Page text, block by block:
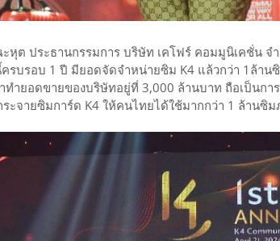
หุต ประธานกรรมการ บริษัท เคโฟร์ คอมมูนิเคชั่น จ
บรอบ 1 ปี มียอดจัดจำหน่ายซิม K4 แล้วกว่า 1ล้านซิ
ทำยอดขายของบริษัทอยู่ที่ 3,000 ล้านบาท ถือเป็นกา
ระจายซิมการ์ด K4 ให้คนไทยได้ใช้มากกว่า 1 ล้านซิ